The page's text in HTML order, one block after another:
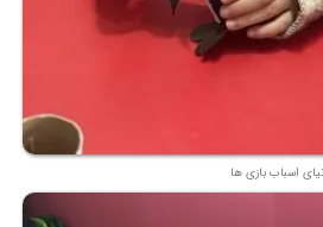
اسباب بازی ها